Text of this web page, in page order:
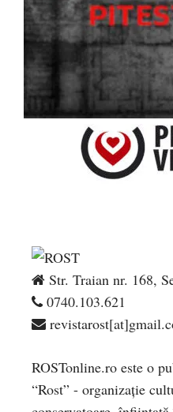
Str. Traian nr. 168,
0740.103.621
ROSTonline.ro este o
“Rost” - organizaţie